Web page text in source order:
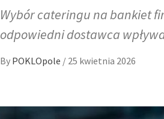
Wybór cateringu na bankiet
odpowiedni dostawca
By POKLOpole / 25 kwietnia 2026